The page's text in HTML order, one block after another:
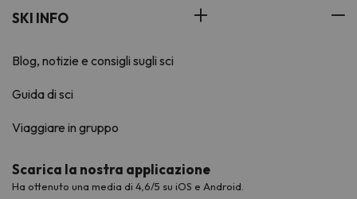
SKI INFO
Blog, notizie e consigli sugli sci
Guida di sci
Viaggiare in gruppo
Scarica la nostra applicazione
Ha ottenuto una media di 4,6/5 su iOS e Android.